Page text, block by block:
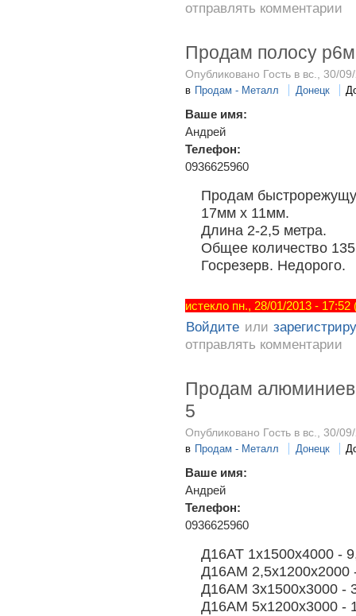
отправлять комментарии
Продам полосу
Опубликовано Гость в вс., 30/
в Продам - Металл Донецк
Ваше имя:
Андрей
Телефон:
0936625960
Продам
17мм х 11мм.
Длина 2-2,5 метра.
Общее количество 135
Госрезерв. Недорого.
истекло пн., 28/01/2013 -
Войдите или
отправлять комментарии
Продам
5
Опубликовано Гость в вс., 30/
в Продам - Металл Донецк
Ваше имя:
Андрей
Телефон:
0936625960
Д16АТ 1х1500х4000 -
Д16АМ 2,5х1200х2000
Д16АМ 3х1500х3000 -
Д16АМ 5х1200х3000 -